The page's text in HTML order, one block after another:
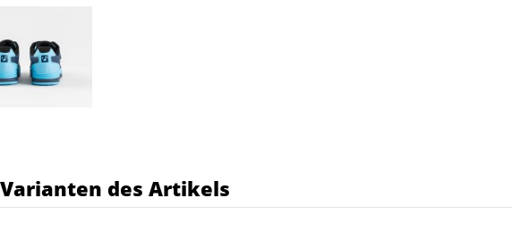
Varianten des Artikels